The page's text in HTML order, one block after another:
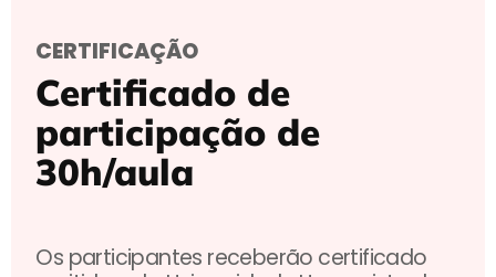
CERTIFICAÇÃO
Certificado de
participação de
30h/aula
Os participantes receberão certificado